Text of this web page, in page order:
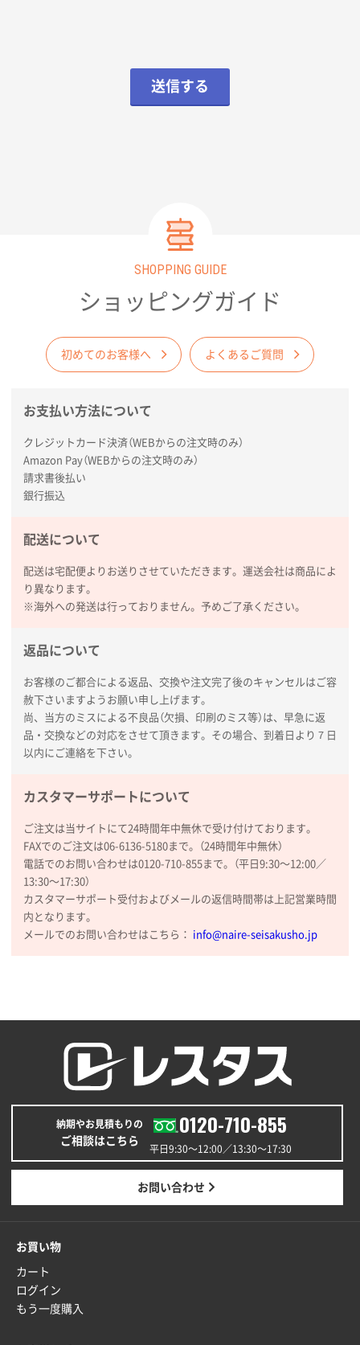
送信する
SHOPPING GUIDE
ショッピングガイド
初めてのお客様へ よくあるご質問
お支払い方法について
クレジットカード決済（WEBからの注文時のみ）
Amazon Pay（WEBからの注文時のみ）
請求書後払い
銀行振込
配送について
配送は宅配便よりお送りさせていただきます。運送会社は商品によ
り異なります。
※海外への発送は行っておりません。予めご了承ください。
返品について
お客様のご都合による返品、交換や注文完了後のキャンセルはご容
赦下さいますようお願い申し上げます。
尚、当方のミスによる不良品（欠損、印刷のミス等）は、早急に返
品・交換などの対応をさせて頂きます。その場合、到着日より７日
以内にご連絡を下さい。
カスタマーサポートについて
ご注文は当サイトにて24時間年中無休で受け付けております。
FAXでのご注文は06-6136-5180まで。（24時間年中無休）
電話でのお問い合わせは0120-710-855まで。（平日9:30〜12:00／
13:30〜17:30）
カスタマーサポート受付およびメールの返信時間帯は上記営業時間
内となります。
メールでのお問い合わせはこちら： info@naire-seisakusho.jp
納期やお見積もりの
ご相談はこちら
0120-710-855
平日9:30〜12:00／13:30〜17:30
お問い合わせ
お買い物
カート
ログイン
もう一度購入